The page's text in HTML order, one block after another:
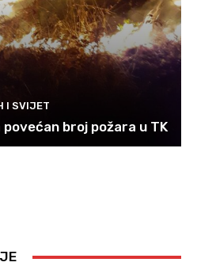
I SVIJET
broj požara u TK